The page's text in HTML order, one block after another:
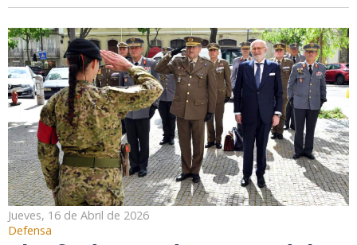
Jueves, 16 de Abril de 2026
Defensa